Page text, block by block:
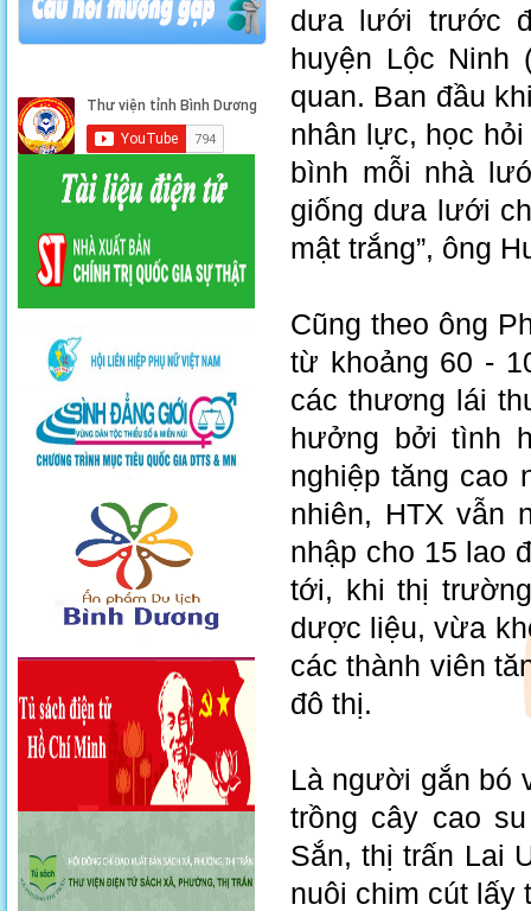
dưa lưới trước
huyện Lộc Ninh
quan. Ban đầu
nhân lực, học
bình mỗi nhà
giống dưa lưới
mật trắng”, ông
Cũng theo ông
từ khoảng 60 -
các thương lái
hưởng bởi tình
nghiệp tăng cao
nhiên, HTX vẫn
nhập cho 15 lao
tới, khi thị
dược liệu, vừa
các thành viên
đô thị.
Là người gắn bó
trồng cây cao
Sắn, thị trấn Lai
nuôi chim cút lấy